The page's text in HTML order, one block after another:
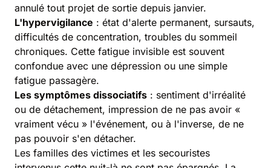
annulé tout projet de sortie depuis janvier.
L'hypervigilance : état d'alerte permanent, sursauts,
difficultés de concentration, troubles du sommeil
chroniques. Cette fatigue invisible est souvent
confondue avec une dépression ou une simple
fatigue passagère.
Les symptômes dissociatifs : sentiment d'irréalité
ou de détachement, impression de ne pas avoir «
vraiment vécu » l'événement, ou à l'inverse, de ne
pas pouvoir s'en détacher.
Les familles des victimes et les secouristes